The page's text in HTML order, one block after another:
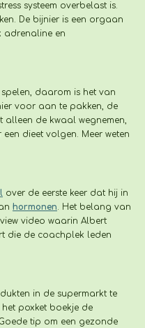
systeem overbelast is.
De bijnier is een orgaan
adrenaline en
daarom is het van
voor aan te pakken, de
alleen de kwaal wegnemen,
dieet volgen. Meer weten
over de eerste keer dat hij in
hormonen. Het belang van
video waarin Albert
die de coachplek leden
in de supermarkt te
poxket boekje de
tip om een gezonde